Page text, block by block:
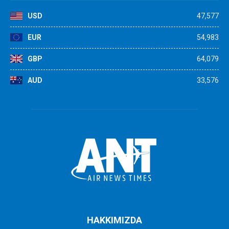
USD 47,577
EUR 54,983
GBP 64,079
AUD 33,576
HAKKIMIZDA